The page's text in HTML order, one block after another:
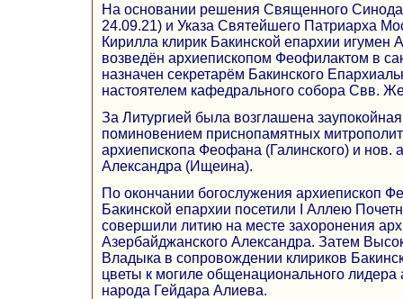
На основании решения Священного
24.09.21) и Указа Святейшего Патриарха
Кирилла клирик Бакинской епархии игумен
возведён архиепископом Феофилактом в
назначен секретарём Бакинского
настоятелем кафедрального собора Свв.
За Литургией была возглашена заупокойная
поминовением приснопамятных
архиепископа Феофана (Галинского) и нов.
Александра (Ищеина).
По окончании богослужения архиепископ
Бакинской епархии посетили I Аллею
совершили литию на месте захоронения
Азербайджанского Александра. Затем
Владыка в сопровождении клириков
цветы к могиле общенационального лидера
народа Гейдара Алиева.